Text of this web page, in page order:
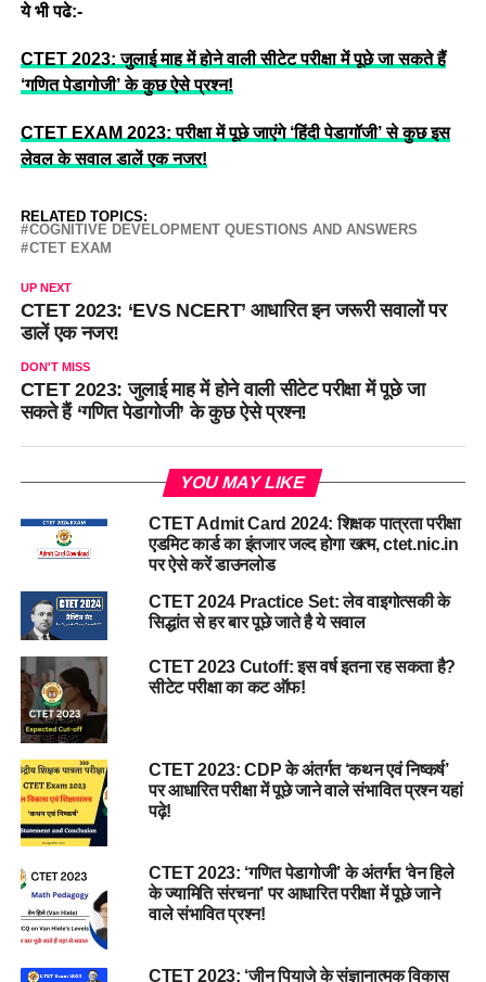
ये भी पढे:-
CTET 2023: जुलाई माह में होने वाली सीटेट परीक्षा में पूछे जा सकते हैं
‘गणित पेडागोजी’ के कुछ ऐसे प्रश्न!
CTET EXAM 2023: परीक्षा में पूछे जाएंगे ‘हिंदी पेडागॉजी’ से कुछ इस
लेवल के सवाल डालें एक नजर!
RELATED TOPICS:
COGNITIVE DEVELOPMENT QUESTIONS AND ANSWERS
CTET EXAM
UP NEXT
CTET 2023: ‘EVS NCERT’ आधारित इन जरूरी सवालों पर
डालें एक नजर!
DON'T MISS
CTET 2023: जुलाई माह में होने वाली सीटेट परीक्षा में पूछे जा
सकते हैं ‘गणित पेडागोजी’ के कुछ ऐसे प्रश्न!
YOU MAY LIKE
CTET Admit Card 2024: शिक्षक पात्रता परीक्षा
एडमिट कार्ड का इंतजार जल्द होगा खत्म, ctet.nic.in
पर ऐसे करें डाउनलोड
CTET 2024 Practice Set: लेव वाइगोत्सकी के
सिद्धांत से हर बार पूछे जाते है ये सवाल
CTET 2023 Cutoff: इस वर्ष इतना रह सकता है?
सीटेट परीक्षा का कट ऑफ!
CTET 2023: CDP के अंतर्गत ‘कथन एवं निष्कर्ष’
पर आधारित परीक्षा में पूछे जाने वाले संभावित प्रश्न यहां
पढ़े!
CTET 2023: ‘गणित पेडागोजी’ के अंतर्गत ‘वेन हिले
के ज्यामिति संरचना’ पर आधारित परीक्षा में पूछे जाने
वाले संभावित प्रश्न!
CTET 2023: ‘जीन पियाजे के संज्ञानात्मक विकास